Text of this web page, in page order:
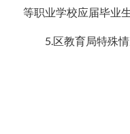
等职业学校应届毕业生
5.区教育局特殊情